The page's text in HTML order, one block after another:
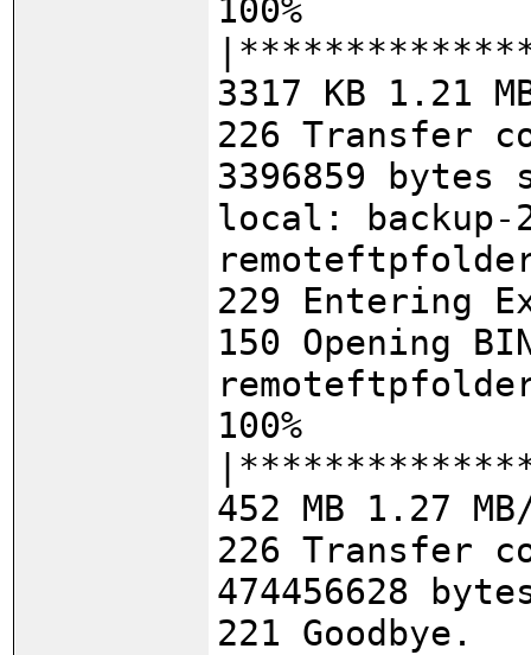
100%
3317 KB 1.21
226 Transfer
3396859
local: backup-
229 Entering
150 Opening
100%
452 MB 1.27
226 Transfer
474456628
221 Goodbye.